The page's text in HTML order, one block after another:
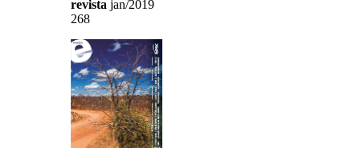
revista jan/2019
268